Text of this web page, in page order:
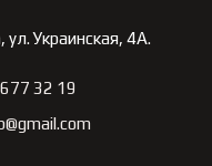
ул. Украинская, 4А.
32 19